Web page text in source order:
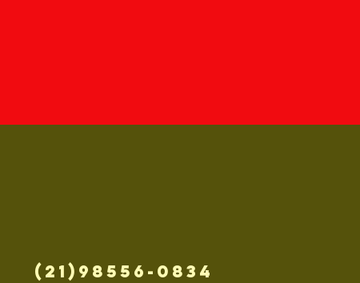
(21)98556-0834